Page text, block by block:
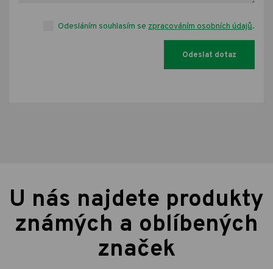
Odesláním souhlasím se zpracováním osobních údajů.
U nás najdete produkty
známých a oblíbených
značek